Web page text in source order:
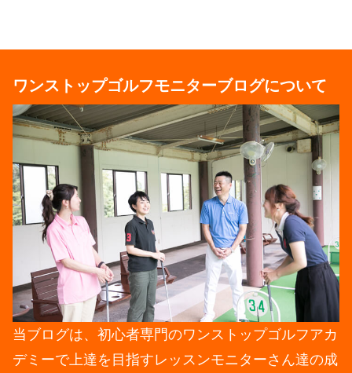
ワンストップゴルフモニターブログについて
当ブログは、初心者専門のワンストップゴルフアカ
デミーで上達を目指すレッスンモニターさん達の成